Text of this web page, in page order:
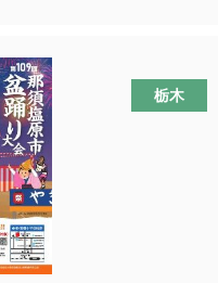
栃木